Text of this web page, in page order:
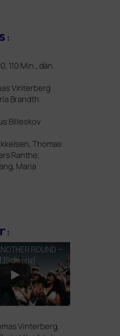
:
110 Min., dän.
Vinterberg
Brandth
Billeskov
Thomas
Ranthe,
Maria
:
ROUND –
[Schweiz]
Vinterberg